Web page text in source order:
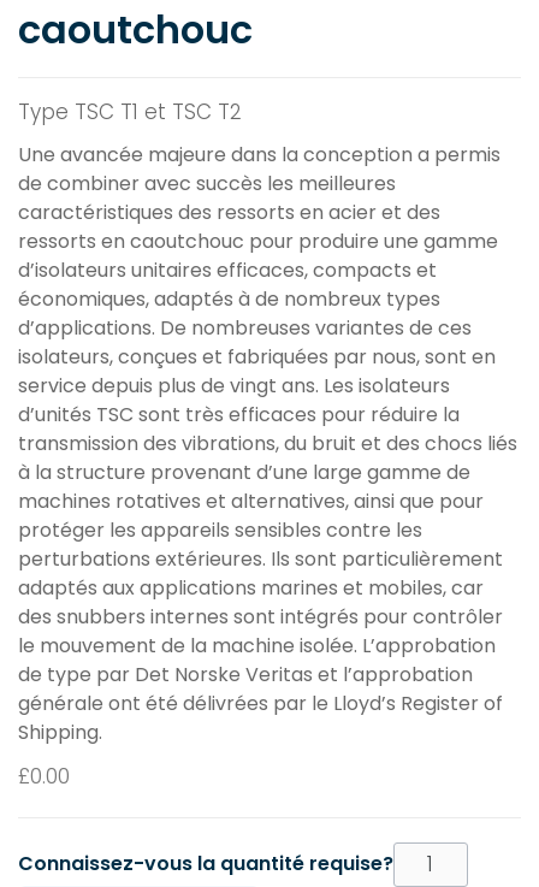
caoutchouc
Type TSC T1 et TSC T2
Une avancée majeure dans la conception a permis
de combiner avec succès les meilleures
caractéristiques des ressorts en acier et des
ressorts en caoutchouc pour produire une gamme
d’isolateurs unitaires efficaces, compacts et
économiques, adaptés à de nombreux types
d’applications. De nombreuses variantes de ces
isolateurs, conçues et fabriquées par nous, sont en
service depuis plus de vingt ans. Les isolateurs
d’unités TSC sont très efficaces pour réduire la
transmission des vibrations, du bruit et des chocs liés
à la structure provenant d’une large gamme de
machines rotatives et alternatives, ainsi que pour
protéger les appareils sensibles contre les
perturbations extérieures. Ils sont particulièrement
adaptés aux applications marines et mobiles, car
des snubbers internes sont intégrés pour contrôler
le mouvement de la machine isolée. L’approbation
de type par Det Norske Veritas et l’approbation
générale ont été délivrées par le Lloyd’s Register of
Shipping.
£0.00
Connaissez-vous la quantité requise?